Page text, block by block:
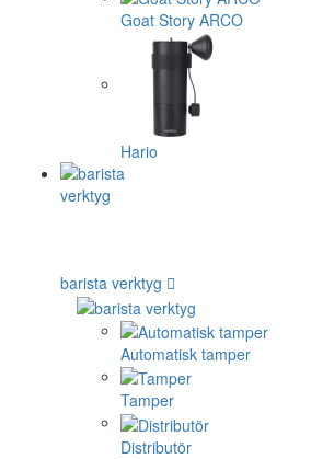
Goat Story ARCO
Hario
barista verktyg
Automatisk tamper
Tamper
Distributör